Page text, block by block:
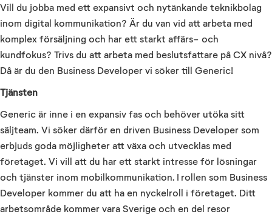
Vill du jobba med ett expansivt och nytänkande teknikbolag
inom digital kommunikation? Är du van vid att arbeta med
komplex försäljning och har ett starkt affärs- och
kundfokus? Trivs du att arbeta med beslutsfattare på CX nivå?
Då är du den Business Developer vi söker till Generic!
Tjänsten
Generic är inne i en expansiv fas och behöver utöka sitt
säljteam. Vi söker därför en driven Business Developer som
erbjuds goda möjligheter att växa och utvecklas med
företaget. Vi vill att du har ett starkt intresse för lösningar
och tjänster inom mobilkommunikation. I rollen som Business
Developer kommer du att ha en nyckelroll i företaget. Ditt
arbetsområde kommer vara Sverige och en del resor